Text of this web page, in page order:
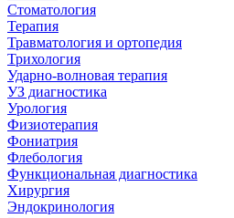
Стоматология
Терапия
Травматология и ортопедия
Трихология
Ударно-волновая терапия
УЗ диагностика
Урология
Физиотерапия
Фониатрия
Флебология
Функциональная диагностика
Хирургия
Эндокринология